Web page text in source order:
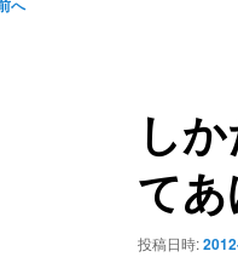
へ
し
て
投稿日時: